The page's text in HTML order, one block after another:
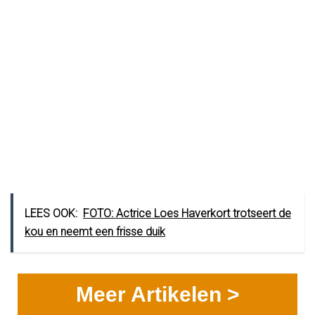
LEES OOK: FOTO: Actrice Loes Haverkort trotseert de
kou en neemt een frisse duik
Meer Artikelen >